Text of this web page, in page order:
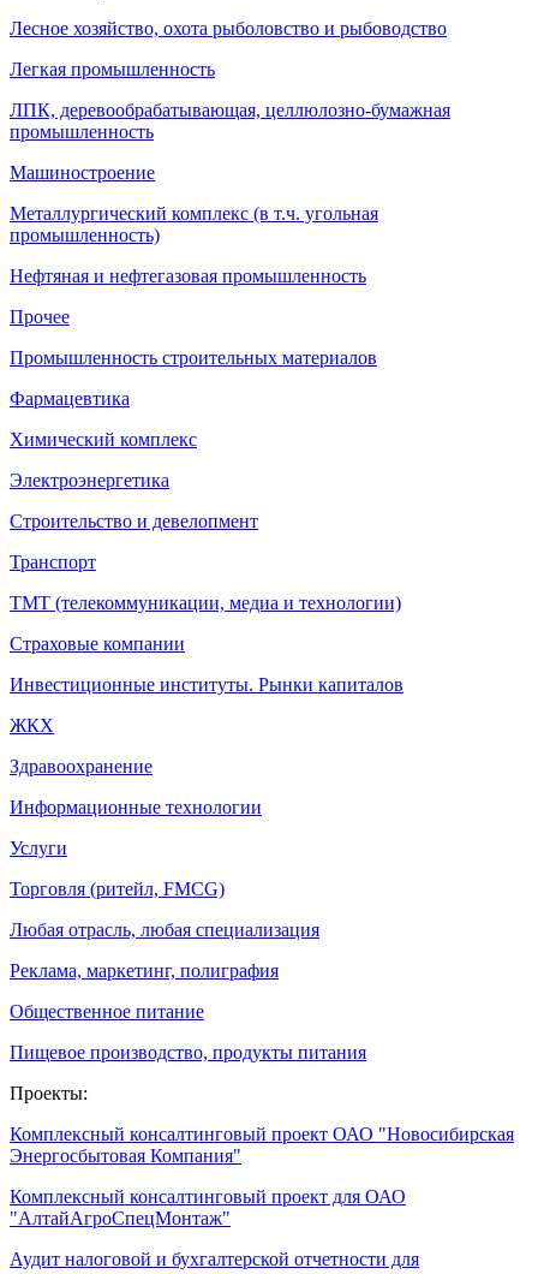
Лесное хозяйство, охота рыболовство и рыбоводство
Легкая промышленность
ЛПК, деревообрабатывающая, целлюлозно-бумажная
промышленность
Машиностроение
Металлургический комплекс (в т.ч. угольная
промышленность)
Нефтяная и нефтегазовая промышленность
Прочее
Промышленность строительных материалов
Фармацевтика
Химический комплекс
Электроэнергетика
Строительство и девелопмент
Транспорт
ТМТ (телекоммуникации, медиа и технологии)
Страховые компании
Инвестиционные институты. Рынки капиталов
ЖКХ
Здравоохранение
Информационные технологии
Услуги
Торговля (ритейл, FMCG)
Любая отрасль, любая специализация
Реклама, маркетинг, полиграфия
Общественное питание
Пищевое производство, продукты питания
Проекты:
Комплексный консалтинговый проект ОАО "Новосибирская
Энергосбытовая Компания"
Комплексный консалтинговый проект для ОАО
"АлтайАгроСпецМонтаж"
Аудит налоговой и бухгалтерской отчетности для